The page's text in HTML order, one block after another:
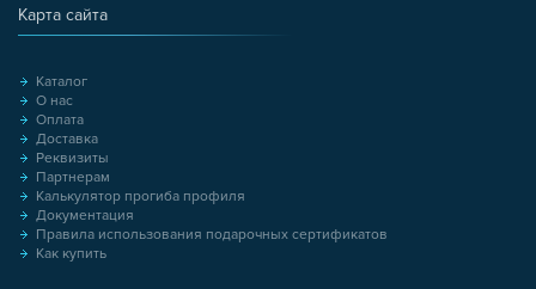
Карта сайта
Каталог
О нас
Оплата
Доставка
Реквизиты
Партнерам
Калькулятор прогиба профиля
Документация
Правила использования подарочных сертификатов
Как купить